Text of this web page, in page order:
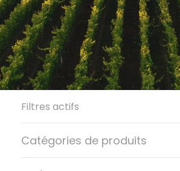
Filtres actifs
Catégories de produits